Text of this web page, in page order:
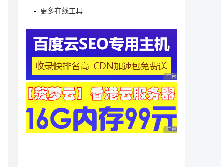
更多在线工具
广告 商业广告，理性
广告 商业广告，理性